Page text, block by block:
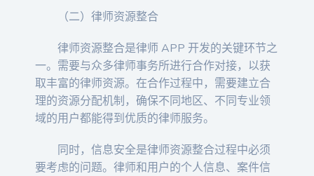
（二）律师资源整合
律师资源整合是律师 APP 开发的关键环节之
一。需要与众多律师事务所进行合作对接，以获
取丰富的律师资源。在合作过程中，需要建立合
理的资源分配机制，确保不同地区、不同专业领
域的用户都能得到优质的律师服务。
同时，信息安全是律师资源整合过程中必须
要考虑的问题。律师和用户的个人信息、案件信